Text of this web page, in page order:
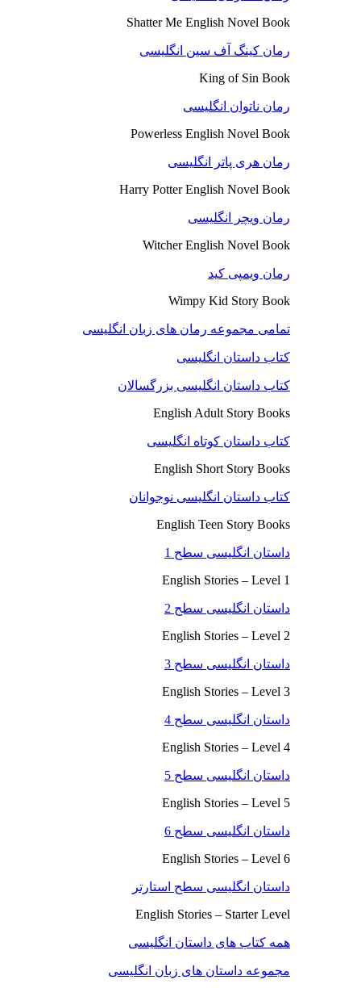
Shatter Me English Novel Book
رمان کینگ آف سین انگلیسی
King of Sin Book
رمان ناتوان انگلیسی
Powerless English Novel Book
رمان هری پاتر انگلیسی
Harry Potter English Novel Book
رمان ویچر انگلیسی
Witcher English Novel Book
رمان ویمپی کید
Wimpy Kid Story Book
تمامی مجموعه رمان های زبان انگلیسی
کتاب داستان انگلیسی
کتاب داستان انگلیسی بزرگسالان
English Adult Story Books
کتاب داستان کوتاه انگلیسی
English Short Story Books
کتاب داستان انگلیسی نوجوانان
English Teen Story Books
داستان انگلیسی سطح 1
English Stories – Level 1
داستان انگلیسی سطح 2
English Stories – Level 2
داستان انگلیسی سطح 3
English Stories – Level 3
داستان انگلیسی سطح 4
English Stories – Level 4
داستان انگلیسی سطح 5
English Stories – Level 5
داستان انگلیسی سطح 6
English Stories – Level 6
داستان انگلیسی سطح استارتر
English Stories – Starter Level
همه کتاب های داستان انگلیسی
مجموعه داستان های زبان انگلیسی